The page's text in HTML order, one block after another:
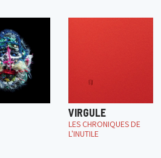
VIRGULE
LES CHRONIQUES DE
L'INUTILE